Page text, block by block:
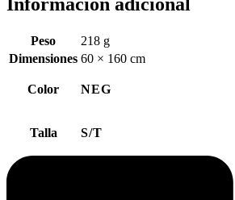
Peso
218 g
Dimensiones 60 × 160 cm
Color NEG
Talla S/T